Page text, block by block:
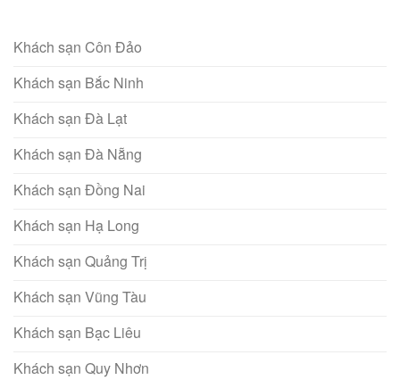
Khách sạn Côn Đảo
Khách sạn Bắc Ninh
Khách sạn Đà Lạt
Khách sạn Đà Nẵng
Khách sạn Đồng Nai
Khách sạn Hạ Long
Khách sạn Quảng Trị
Khách sạn Vũng Tàu
Khách sạn Bạc Liêu
Khách sạn Quy Nhơn